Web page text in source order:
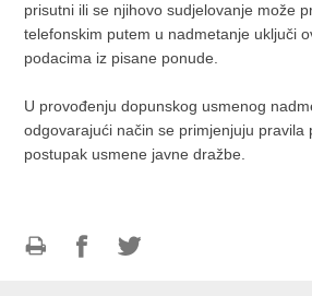
prisutni ili se njihovo sudjelovanje može
telefonskim putem u nadmetanje uključi
podacima iz pisane ponude.
U provođenju dopunskog usmenog
odgovarajući način se primjenjuju pravila
postupak usmene javne dražbe.